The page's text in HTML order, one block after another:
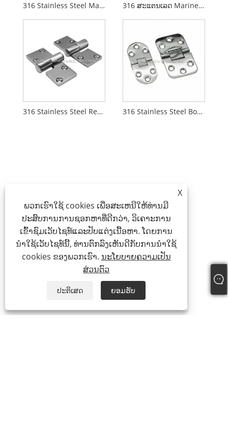
316 Stainless Steel Marine Casting Hinge With Stud 316 ສະແຕນເລດ Marine Hinge
316 Stainless Steel Removable Boat Casting Hinge 316 Stainless Steel Boat Cast Hinge
X
ພວກເຮົາໃຊ້ cookies ເພື່ອສະເຫນີໃຫ້ທ່ານມີ
ປະສົບການການຊອກຫາທີ່ດີກວ່າ, ວິເຄາະການ
ເຂົ້າຊົມເວັບໄຊທ໌ແລະປັບແຕ່ງເນື້ອຫາ. ໂດຍການ
ນໍາໃຊ້ເວັບໄຊທ໌ນີ້, ທ່ານຕົກລົງເຫັນດີກັບການນໍາໃຊ້
cookies ຂອງພວກເຮົາ. ນະໂຍບາຍຄວາມເປັນ
ສ່ວນຕົວ
ປະຕິເສດ ຍອມຮັບ